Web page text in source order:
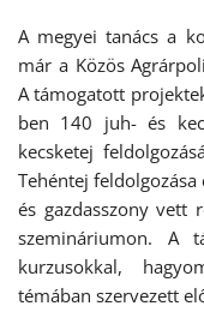
A megyei tanács a
már a Közös
A támogatott
ben 140 juh- és
kecsketej
Tehéntej
és gazdasszony vett
szemináriumon. A
kurzusokkal,
témában szervezett